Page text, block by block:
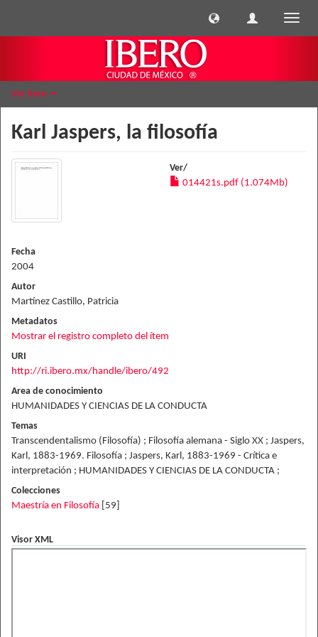
Ver ítem
Karl Jaspers, la filosofía
Ver/
014421s.pdf (1.074Mb)
Fecha
2004
Autor
Martínez Castillo, Patricia
Metadatos
Mostrar el registro completo del ítem
URI
http://ri.ibero.mx/handle/ibero/492
Area de conocimiento
HUMANIDADES Y CIENCIAS DE LA CONDUCTA
Temas
Transcendentalismo (Filosofía) ; Filosofía alemana - Siglo XX ; Jaspers,
Karl, 1883-1969. Filosofía ; Jaspers, Karl, 1883-1969 - Crítica e
interpretación ; HUMANIDADES Y CIENCIAS DE LA CONDUCTA ;
Colecciones
Maestría en Filosofía [59]
Visor XML